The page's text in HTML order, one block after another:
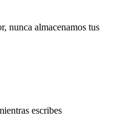
nunca almacenamos tus
escribes